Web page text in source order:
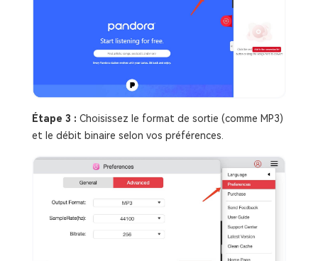
Étape 3 : Choisissez le format de sortie (comme MP3)
et le débit binaire selon vos préférences.